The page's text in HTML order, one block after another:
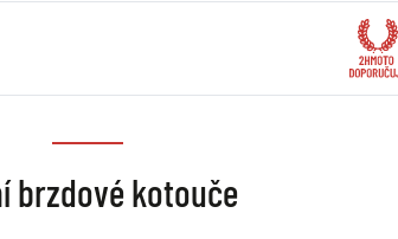
brzdové kotouče